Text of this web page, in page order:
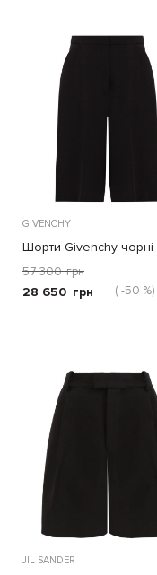
GIVENCHY
Шорти Givenchy чорні
57 300 грн
28 650 грн ( -50 %)
JIL SANDER